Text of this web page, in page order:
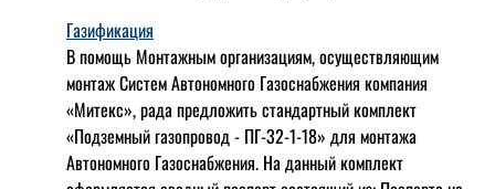
Газификация
В помощь Монтажным организациям, осуществляющим
монтаж Систем Автономного Газоснабжения компания
«Митекс», рада предложить стандартный комплект
«Подземный газопровод - ПГ-32-1-18» для монтажа
Автономного Газоснабжения. На данный комплект